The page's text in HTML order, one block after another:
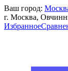
Ваш город:
г. Москва,
Избранное